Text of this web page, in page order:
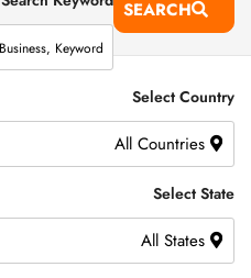
Select Country
All Countries
Select State
All States
SEARCH